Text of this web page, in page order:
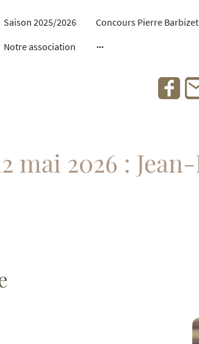
Saison 2025/2026
Notre association
mai 2026 :